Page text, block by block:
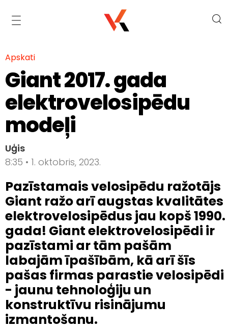
Apskati
Giant 2017. gada
elektrovelosipēdu
modeļi
Uģis
8:35 • 1. oktobris, 2023.
Pazīstamais velosipēdu ražotājs
Giant ražo arī augstas kvalitātes
elektrovelosipēdus jau kopš 1990.
gada! Giant elektrovelosipēdi ir
pazīstami ar tām pašām
labajām īpašībām, kā arī šīs
pašas firmas parastie velosipēdi
- jaunu tehnoloģiju un
konstruktīvu risinājumu
izmantošanu.